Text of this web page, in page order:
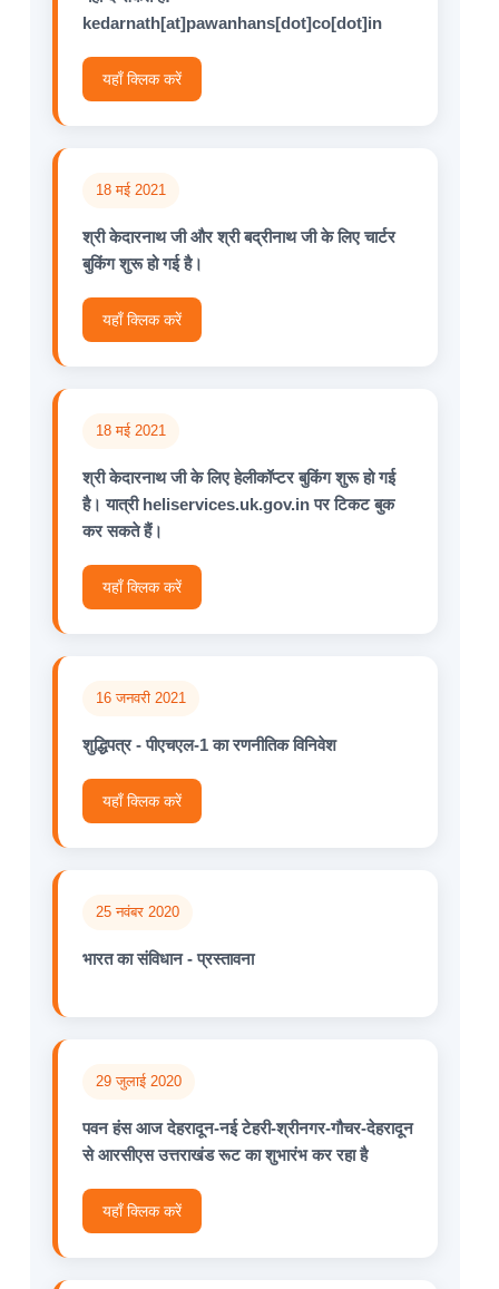
kedarnath[at]pawanhans[dot]co[dot]in
यहाँ क्लिक करें
18 मई 2021
श्री केदारनाथ जी और श्री बद्रीनाथ जी के लिए चार्टर
बुकिंग शुरू हो गई है।
यहाँ क्लिक करें
18 मई 2021
श्री केदारनाथ जी के लिए हेलीकॉप्टर बुकिंग शुरू हो गई
है। यात्री heliservices.uk.gov.in पर टिकट बुक
कर सकते हैं।
यहाँ क्लिक करें
16 जनवरी 2021
शुद्धिपत्र - पीएचएल-1 का रणनीतिक विनिवेश
यहाँ क्लिक करें
25 नवंबर 2020
भारत का संविधान - प्रस्तावना
29 जुलाई 2020
पवन हंस आज देहरादून-नई टेहरी-श्रीनगर-गौचर-देहरादून
से आरसीएस उत्तराखंड रूट का शुभारंभ कर रहा है
यहाँ क्लिक करें